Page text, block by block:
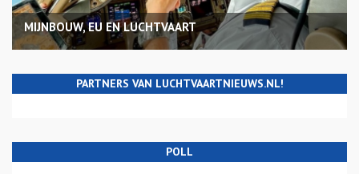
MIJNBOUW, EU EN LUCHTVAART
PARTNERS VAN LUCHTVAARTNIEUWS.NL!
POLL